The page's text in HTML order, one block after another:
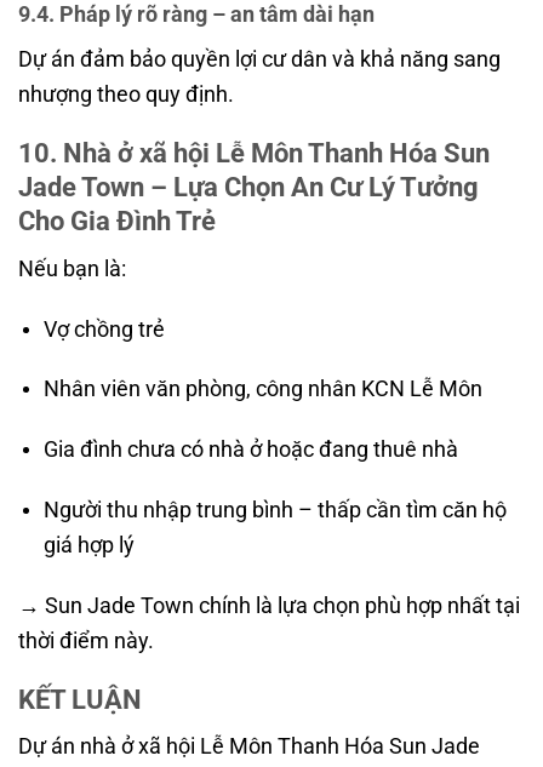
9.4. Pháp lý rõ ràng – an tâm dài hạn
Dự án đảm bảo quyền lợi cư dân và khả năng sang
nhượng theo quy định.
10. Nhà ở xã hội Lễ Môn Thanh Hóa Sun
Jade Town – Lựa Chọn An Cư Lý Tưởng
Cho Gia Đình Trẻ
Nếu bạn là:
Vợ chồng trẻ
Nhân viên văn phòng, công nhân KCN Lễ Môn
Gia đình chưa có nhà ở hoặc đang thuê nhà
Người thu nhập trung bình – thấp cần tìm căn hộ
giá hợp lý
→ Sun Jade Town chính là lựa chọn phù hợp nhất tại
thời điểm này.
KẾT LUẬN
Dự án nhà ở xã hội Lễ Môn Thanh Hóa Sun Jade